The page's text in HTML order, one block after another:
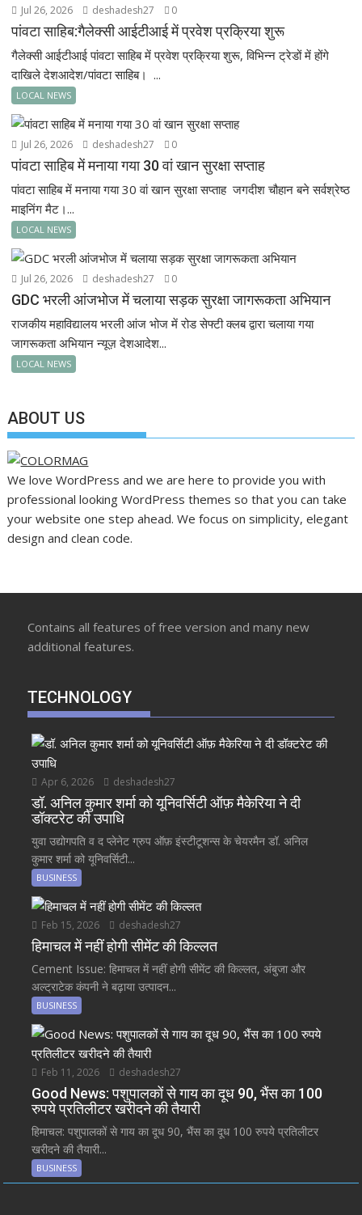
Jul 26, 2026 deshadesh27 0
पांवटा साहिब:गैलेक्सी आईटीआई में प्रवेश प्रक्रिया शुरू
गैलेक्सी आईटीआई पांवटा साहिब में प्रवेश प्रक्रिया शुरू, विभिन्न ट्रेडों में होंगे
दाखिले देशआदेश/पांवटा साहिब। ...
LOCAL NEWS
Jul 26, 2026 deshadesh27 0
पांवटा साहिब में मनाया गया 30 वां खान सुरक्षा सप्ताह
पांवटा साहिब में मनाया गया 30 वां खान सुरक्षा सप्ताह जगदीश चौहान बने सर्वश्रेष्ठ
माइनिंग मैट।...
LOCAL NEWS
Jul 26, 2026 deshadesh27 0
GDC भरली आंजभोज में चलाया सड़क सुरक्षा जागरूकता अभियान
राजकीय महाविद्यालय भरली आंज भोज में रोड सेफ्टी क्लब द्वारा चलाया गया
जागरूकता अभियान न्यूज़ देशआदेश...
LOCAL NEWS
ABOUT US
We love WordPress and we are here to provide you with
professional looking WordPress themes so that you can take
your website one step ahead. We focus on simplicity, elegant
design and clean code.
Contains all features of free version and many new
additional features.
TECHNOLOGY
Apr 6, 2026 deshadesh27
डॉ. अनिल कुमार शर्मा को यूनिवर्सिटी ऑफ़ मैकेरिया ने दी
डॉक्टरेट की उपाधि
युवा उद्योगपति व द प्लेनेट ग्रुप ऑफ़ इंस्टीटूशन्स के चेयरमैन डॉ. अनिल
कुमार शर्मा को यूनिवर्सिटी...
BUSINESS
Feb 15, 2026 deshadesh27
हिमाचल में नहीं होगी सीमेंट की किल्लत
Cement Issue: हिमाचल में नहीं होगी सीमेंट की किल्लत, अंबुजा और
अल्ट्राटेक कंपनी ने बढ़ाया उत्पादन...
BUSINESS
Feb 11, 2026 deshadesh27
Good News: पशुपालकों से गाय का दूध 90, भैंस का 100
रुपये प्रतिलीटर खरीदने की तैयारी
हिमाचल: पशुपालकों से गाय का दूध 90, भैंस का दूध 100 रुपये प्रतिलीटर
खरीदने की तैयारी...
BUSINESS